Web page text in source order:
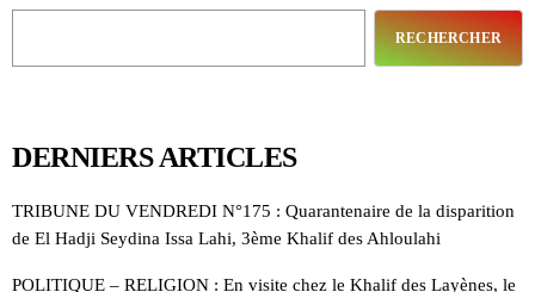
RECHERCHER
DERNIERS ARTICLES
TRIBUNE DU VENDREDI N°175 : Quarantenaire de la disparition
de El Hadji Seydina Issa Lahi, 3ème Khalif des Ahloulahi
POLITIQUE – RELIGION : En visite chez le Khalif des Layènes, le